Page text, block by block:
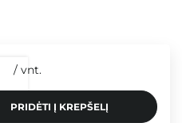
/ vnt.
PRIDĖTI Į KREPŠELĮ